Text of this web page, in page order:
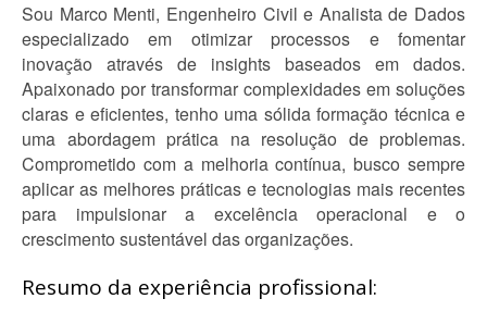
Sou Marco Menti, Engenheiro Civil e Analista de Dados
especializado em otimizar processos e fomentar
inovação através de insights baseados em dados.
Apaixonado por transformar complexidades em soluções
claras e eficientes, tenho uma sólida formação técnica e
uma abordagem prática na resolução de problemas.
Comprometido com a melhoria contínua, busco sempre
aplicar as melhores práticas e tecnologias mais recentes
para impulsionar a excelência operacional e o
crescimento sustentável das organizações.
Resumo da experiência profissional: